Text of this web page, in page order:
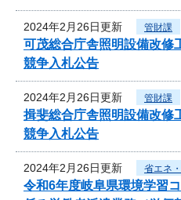
2024年2月26日更新 管財課
可茂総合庁舎照明設備改修
競争入札公告
2024年2月26日更新 管財課
揖斐総合庁舎照明設備改修
競争入札公告
2024年2月26日更新 省エネ
令和6年度岐阜県環境学習